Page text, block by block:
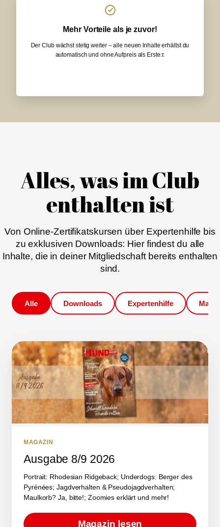
Mehr Vorteile als je zuvor!
Der Club wächst stetig weiter – alle neuen Inhalte erhältst du
automatisch und ohne Aufpreis als Erste:r.
Alles, was im Club
enthalten ist
Von Online-Zertifikatskursen über Expertenhilfe bis
zu exklusiven Downloads: Hier findest du alle
Inhalte, die in deiner Mitgliedschaft bereits enthalten
sind.
Alle Downloads Expertenhilfe
MAGAZIN
Ausgabe 8/9 2026
Portrait: Rhodesian Ridgeback; Underdogs: Berger des
Pyrénées; Jagdverhalten & Pseudojagdverhalten;
Maulkorb? Ja, bitte!; Zoomies erklärt und mehr!
Magazin lesen